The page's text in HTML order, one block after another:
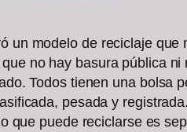
un modelo de reciclaje
no hay basura pública
Todos tienen una bolsa
pesada y
que puede reciclarse es